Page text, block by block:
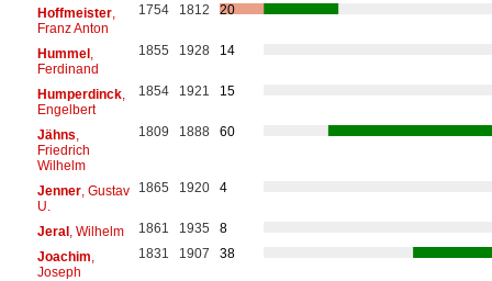
Hoffmeister,
Franz Anton
1754 1812 20
Hummel,
Ferdinand
1855 1928 14
Humperdinck,
Engelbert
1854 1921 15
Jähns
Friedrich
Wilhelm
1809 1888 60
Jenner, Gustav
U.
1865 1920 4
Jeral, Wilhelm 1861 1935
8
Joachim
Joseph
1831 1907 38